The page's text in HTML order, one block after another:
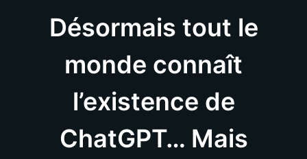
Désormais tout le
monde connaît
l’existence de
ChatGPT… Mais